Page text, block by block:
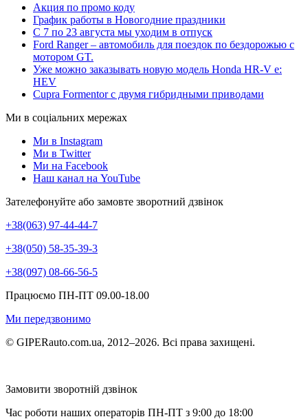
Акция по промо коду
График работы в Новогодние праздники
С 7 по 23 августа мы уходим в отпуск
Ford Ranger – автомобиль для поездок по бездорожью с
мотором GT.
Уже можно заказывать новую модель Honda HR-V e:
HEV
Cupra Formentor с двумя гибридными приводами
Ми в соціальних мережах
Ми в Instagram
Ми в Twitter
Ми на Facebook
Наш канал на YouTube
Зателефонуйте або замовте зворотний дзвінок
+38(063) 97-44-44-7
+38(050) 58-35-39-3
+38(097) 08-66-56-5
Працюємо ПН-ПТ 09.00-18.00
Ми передзвонимо
© GIPERauto.com.ua, 2012–2026. Всі права захищені.
Замовити зворотній дзвінок
Час роботи наших операторів ПН-ПТ з 9:00 до 18:00